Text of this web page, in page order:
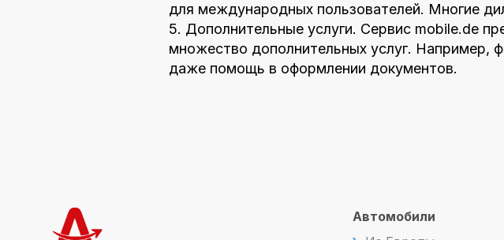
для международных пользователей. Многие
5. Дополнительные услуги. Сервис mobile.de
множество дополнительных услуг. Например,
даже помощь в оформлении документов.
Автомобили